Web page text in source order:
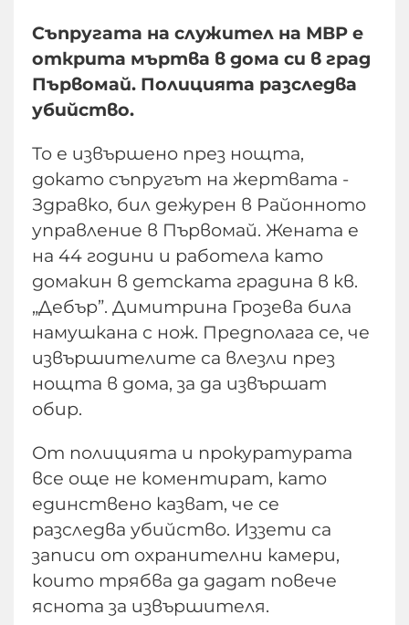
Съпругата на служител на МВР е
открита мъртва в дома си в град
Първомай. Полицията разследва
убийство.
То е извършено през нощта,
докато съпругът на жертвата -
Здравко, бил дежурен в Районното
управление в Първомай. Жената е
на 44 години и работела като
домакин в детската градина в кв.
„Дебър”. Димитрина Грозева била
намушкана с нож. Предполага се, че
извършителите са влезли през
нощта в дома, за да извършат
обир.
От полицията и прокуратурата
все още не коментират, като
единствено казват, че се
разследва убийство. Иззети са
записи от охранителни камери,
които трябва да дадат повече
яснота за извършителя.